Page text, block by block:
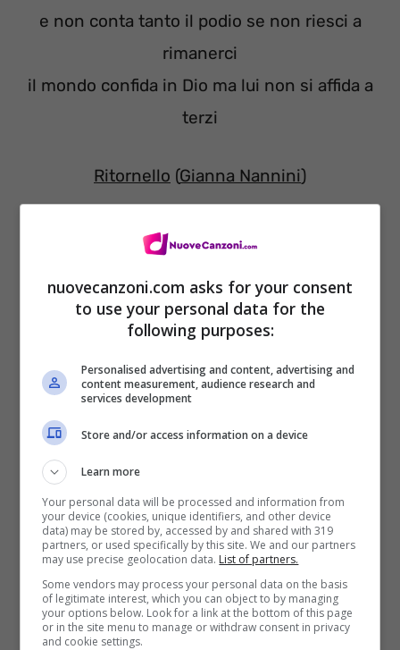
e non conta tanto il podio se non riesci a
rimanerci
il mondo confida in Dio ma lui non si affida a
terzi
Ritornello (Gianna Nannini)
salta Nuvole Di Fango
siamo il sangue sull’asfalto
siamo svegli segnati da un sogno che non
se ne va
nuovecanzoni.com asks for your consent
to use your personal data for the
following purposes:
Personalised advertising and content, advertising and
content measurement, audience research and
services development
Store and/or access information on a device
Learn more
Your personal data will be processed and information from
your device (cookies, unique identifiers, and other device
data) may be stored by, accessed by and shared with 319
partners, or used specifically by this site. We and our partners
may use precise geolocation data. List of partners.
Some vendors may process your personal data on the basis
of legitimate interest, which you can object to by managing
your options below. Look for a link at the bottom of this page
or in the site menu to manage or withdraw consent in privacy
and cookie settings.